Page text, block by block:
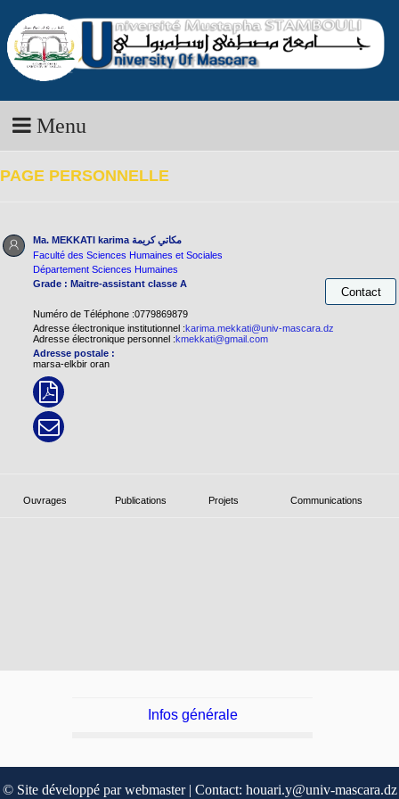
Menu
PAGE PERSONNELLE
Ma. MEKKATI karima مكاتي كريمة
Faculté des Sciences Humaines et Sociales
Département Sciences Humaines
Grade : Maitre-assistant classe A
Numéro de Téléphone :0779869879
Adresse électronique institutionnel :karima.mekkati@univ-mascara.dz
Adresse électronique personnel :kmekkati@gmail.com
Adresse postale :
marsa-elkbir oran
Ouvrages Publications Projets Communications
Infos générale
© Site développé par webmaster | Contact: houari.y@univ-mascara.dz